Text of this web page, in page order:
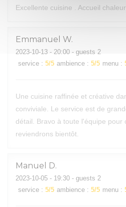
Excellente cuisine . Accueil
Emmanuel W
2023-10-13 - 20:00 - guests 2
service : 5/5 ambience : 5/5 menu :
Une cuisine raffinée et créative
conviviale. Le service est de
détail. Bravo à toute l'équipe pour
reviendrons bientôt.
Manuel D
2023-10-05 - 19:30 - guests 2
service : 5/5 ambience : 5/5 menu :